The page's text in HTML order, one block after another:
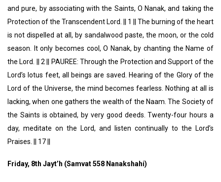
and pure, by associating with the Saints, O Nanak, and taking the
Protection of the Transcendent Lord. || 1 || The burning of the heart
is not dispelled at all, by sandalwood paste, the moon, or the cold
season. It only becomes cool, O Nanak, by chanting the Name of
the Lord. || 2 || PAUREE: Through the Protection and Support of the
Lord’s lotus feet, all beings are saved. Hearing of the Glory of the
Lord of the Universe, the mind becomes fearless. Nothing at all is
lacking, when one gathers the wealth of the Naam. The Society of
the Saints is obtained, by very good deeds. Twenty-four hours a
day, meditate on the Lord, and listen continually to the Lord’s
Praises. || 17 ||
Friday, 8th Jayt’h (Samvat 558 Nanakshahi)